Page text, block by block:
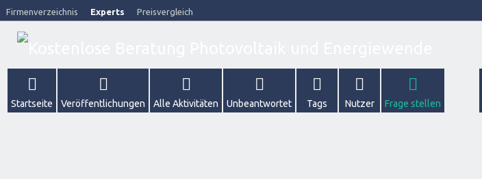
Firmenverzeichnis Experts Preisvergleich
Startseite Veröffentlichungen Alle Aktivitäten Unbeantwortet Tags Nutzer Frage stellen